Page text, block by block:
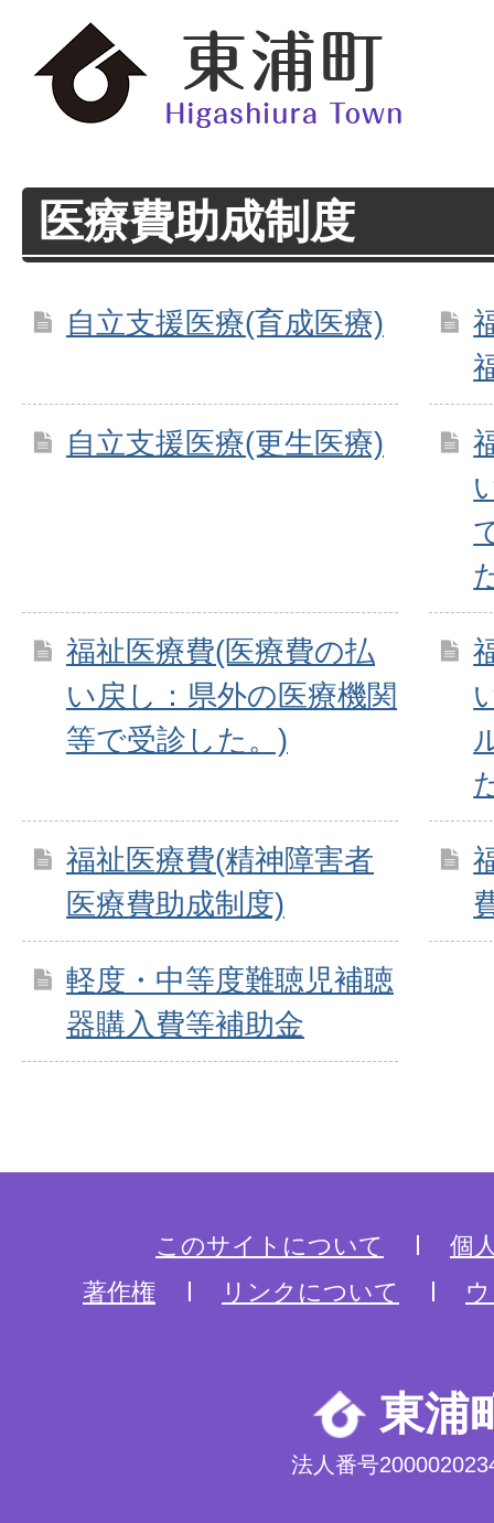
医療費助成制度
自立支援医療(育成医療)
自立支援医療(更生医療)
福祉医療費(医療費の払
い戻し：県外の医療機関
等で受診した。)
福祉医療費(精神障害者
医療費助成制度)
軽度・中等度難聴児補聴
器購入費等補助金
このサイトについて
個
著作権
リンクについて
東浦
法人番号